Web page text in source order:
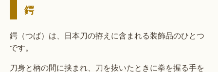
鍔
鍔（つば）は、日本刀の拵えに含まれる装飾品のひとつ
です。
刀身と柄の間に挟まれ、刀を抜いたときに拳を握る手を